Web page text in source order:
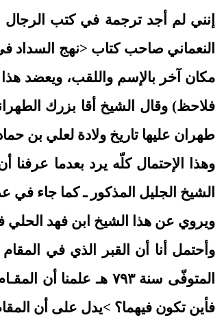
إنني لم أجد ترجمة في كتب الرجال
مكان آخر بالإسم واللقب، ويعضد
فلاحظ) وقال الشيخ أقا بزرك
طهران عليها تاريخ ولادة لعلي بن حماد بن ادريس في١٥شهر رمضان سنة ٨٣١ هـ، فيظهر أن الكتابة قبل
الشيخ الجليل المذكور ـ كما جاء في
ويروي عن هذا الشيخ ابن فهد الحلي في
وأحتمل أنا أن القبر الذي في
المتوفّى سنة ٧٩٣ هـ
فأين تكون فيهما؟ >يدل على أن